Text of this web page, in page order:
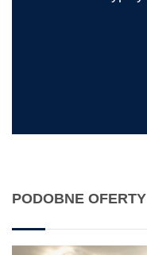
PODOBNE OFERTY